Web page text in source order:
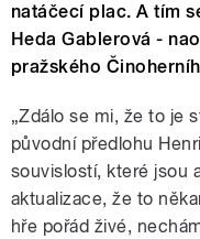
natáčecíplac. A tím
Heda Gablerová -
pražského Činoherní
„Zdálo se mi, že to je
původní předlohu
souvislostí, které jsou
aktualizace, že to
hře pořád živé,